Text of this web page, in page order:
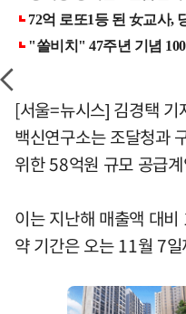
[서울=뉴시스] 김경택
백신연구소는 조달청과
위한 58억원 규모 공급
이는 지난해 매출액 대
약 기간은 오는 11월 7